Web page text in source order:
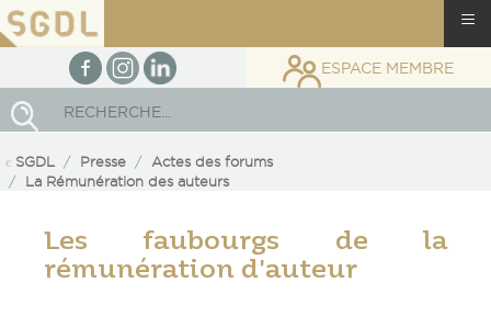
facebookInstagram
linkedin ESPACE MEMBRE
SGDL Presse
Actes des forums
La Rémunération des auteurs
Les faubourgs de la
rémunération d'auteur
≡